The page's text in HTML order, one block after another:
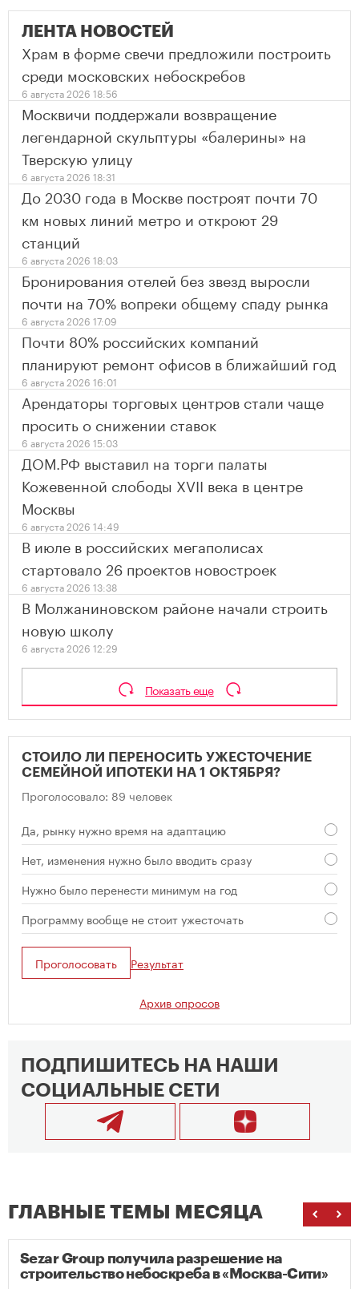
ЛЕНТА НОВОСТЕЙ
Храм в форме свечи предложили построить
среди московских небоскребов
6 августа 2026 18:56
Москвичи поддержали возвращение
легендарной скульптуры «балерины» на
Тверскую улицу
6 августа 2026 18:31
До 2030 года в Москве построят почти 70
км новых линий метро и откроют 29
станций
6 августа 2026 18:03
Бронирования отелей без звезд выросли
почти на 70% вопреки общему спаду рынка
6 августа 2026 17:09
Почти 80% российских компаний
планируют ремонт офисов в ближайший год
6 августа 2026 16:01
Арендаторы торговых центров стали чаще
просить о снижении ставок
6 августа 2026 15:03
ДОМ.РФ выставил на торги палаты
Кожевенной слободы XVII века в центре
Москвы
6 августа 2026 14:49
В июле в российских мегаполисах
стартовало 26 проектов новостроек
6 августа 2026 13:38
В Молжаниновском районе начали строить
новую школу
6 августа 2026 12:29
Показать еще
СТОИЛО ЛИ ПЕРЕНОСИТЬ УЖЕСТОЧЕНИЕ
СЕМЕЙНОЙ ИПОТЕКИ НА 1 ОКТЯБРЯ?
Проголосовало: 89 человек
Да, рынку нужно время на адаптацию
Нет, изменения нужно было вводить сразу
Нужно было перенести минимум на год
Программу вообще не стоит ужесточать
Проголосовать Результат
Архив опросов
ПОДПИШИТЕСЬ НА НАШИ
СОЦИАЛЬНЫЕ СЕТИ
ГЛАВНЫЕ ТЕМЫ МЕСЯЦА
Sezar Group получила разрешение на
строительство небоскреба в «Москва-Сити»